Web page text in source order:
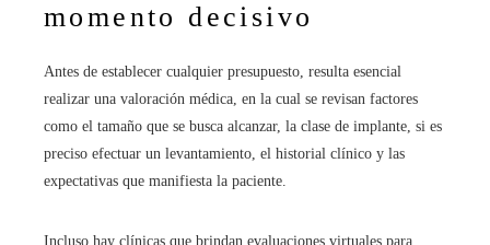
momento decisivo
Antes de establecer cualquier presupuesto, resulta esencial
realizar una valoración médica, en la cual se revisan factores
como el tamaño que se busca alcanzar, la clase de implante, si es
preciso efectuar un levantamiento, el historial clínico y las
expectativas que manifiesta la paciente.
Incluso hay clínicas que brindan evaluaciones virtuales para